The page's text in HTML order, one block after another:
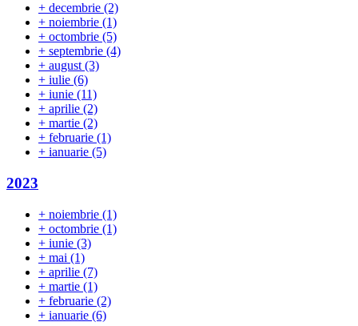
+ decembrie (2)
+ noiembrie (1)
+ octombrie (5)
+ septembrie (4)
+ august (3)
+ iulie (6)
+ iunie (11)
+ aprilie (2)
+ martie (2)
+ februarie (1)
+ ianuarie (5)
2023
+ noiembrie (1)
+ octombrie (1)
+ iunie (3)
+ mai (1)
+ aprilie (7)
+ martie (1)
+ februarie (2)
+ ianuarie (6)